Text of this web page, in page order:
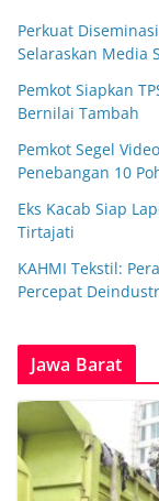
Perkuat
Selaraskan Media
Pemkot Siapkan
Bernilai Tambah
Pemkot Segel
Penebangan 10
Eks Kacab Siap
Tirtajati
KAHMI Tekstil:
Percepat
Jawa Barat